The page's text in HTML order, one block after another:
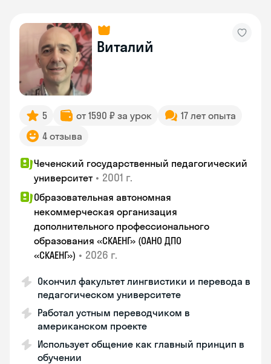
Виталий
5 от 1590 ₽ за урок
17 лет опыта
4 отзыва
Чеченский государственный педагогический
университет • 2001 г.
Образовательная автономная
некоммерческая организация
дополнительного профессионального
образования «СКАЕНГ» (ОАНО ДПО
«СКАЕНГ») • 2026 г.
Окончил факультет лингвистики и перевода в
педагогическом университете
Работал устным переводчиком в
американском проекте
Использует общение как главный принцип в
обучении